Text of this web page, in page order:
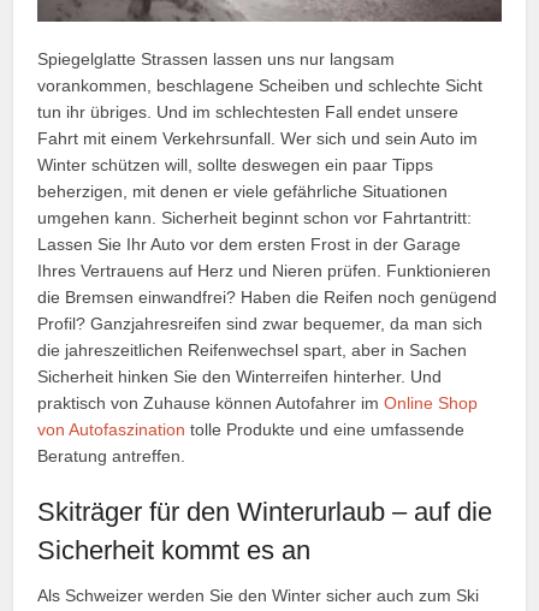
Spiegelglatte Strassen lassen uns nur langsam
vorankommen, beschlagene Scheiben und schlechte Sicht
tun ihr übriges. Und im schlechtesten Fall endet unsere
Fahrt mit einem Verkehrsunfall. Wer sich und sein Auto im
Winter schützen will, sollte deswegen ein paar Tipps
beherzigen, mit denen er viele gefährliche Situationen
umgehen kann. Sicherheit beginnt schon vor Fahrtantritt:
Lassen Sie Ihr Auto vor dem ersten Frost in der Garage
Ihres Vertrauens auf Herz und Nieren prüfen. Funktionieren
die Bremsen einwandfrei? Haben die Reifen noch genügend
Profil? Ganzjahresreifen sind zwar bequemer, da man sich
die jahreszeitlichen Reifenwechsel spart, aber in Sachen
Sicherheit hinken Sie den Winterreifen hinterher. Und
praktisch von Zuhause können Autofahrer imOnline Shop
von Autofaszination tolle Produkte und eine umfassende
Beratung antreffen.
Skiträger für den Winterurlaub – auf die
Sicherheit kommt es an
Als Schweizer werden Sie den Winter sicher auch zum Ski